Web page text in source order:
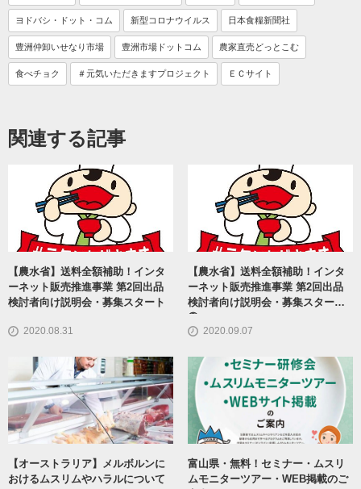
ヨドバシ・ドット・コム 新型コロナウイルス 日本食糧新聞社
豊洲仲卸いせなり市場 豊洲市場ドットコム 農家直売どっとこむ
食べチョク ＃元気いただきますプロジェクト ＥＣサイト
関連する記事
【農水省】送料全額補助！インタ
ーネット販売推進事業 第2回出品
検討者向け説明会・募集スタート
2020.08.31
【農水省】送料全額補助！インタ
ーネット販売推進事業 第2回出品
検討者向け説明会・募集スタート
②
2020.09.07
【オーストラリア】メルボルンに
おけるムスリムやハラルについて
富山県・無料！セミナー・ムスリ
ムモニターツアー・WEB掲載のご